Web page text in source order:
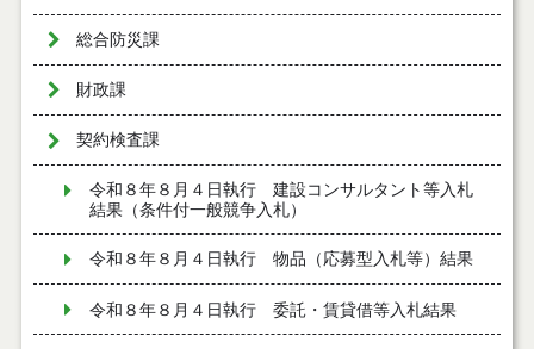
総合防災課
財政課
契約検査課
令和８年８月４日執行 建設コンサルタント等入札
結果（条件付一般競争入札）
令和８年８月４日執行 物品（応募型入札等）結果
令和８年８月４日執行 委託・賃貸借等入札結果